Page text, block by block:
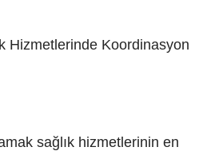
Hizmetlerinde Koordinasyon
sağlık hizmetlerinin en